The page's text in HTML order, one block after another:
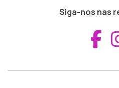
Siga-nos nas